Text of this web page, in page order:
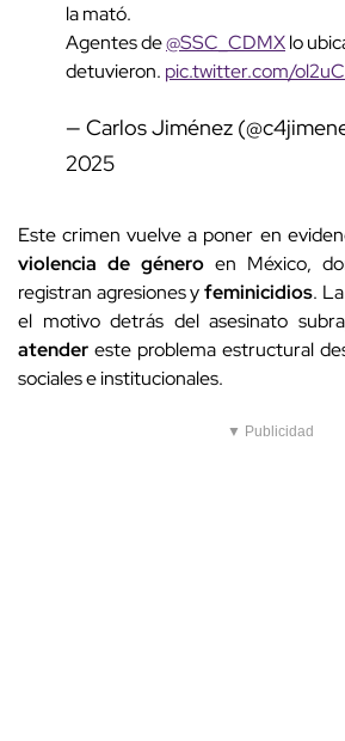
la mató.
Agentes de@SSC_CDMXlo
detuvieron. pic.twitter.com/
— Carlos Jiménez
2025
Este crimen vuelve a poner en
violencia de género en México,
registran agresiones yfeminicidios.
el motivo detrás del asesinato
atender este problema estructural
sociales e institucionales.
▼ Publicidad